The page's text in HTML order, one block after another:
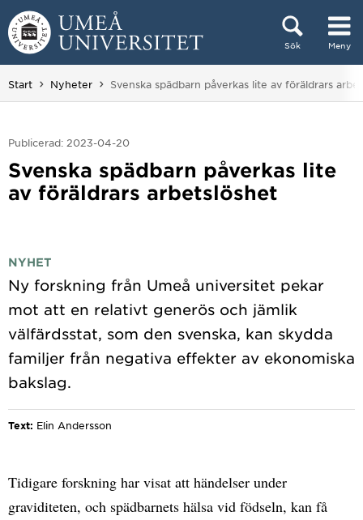
Hoppa direkt till innehållet
Sök Meny
Huvudmenyn dold.
Start Nyheter Du är här:
Svenska spädbarn påverkas lite av föräldrars
Publicerad: 2023-04-20
Svenska spädbarn påverkas lite
av föräldrars arbetslöshet
NYHET
Ny forskning från Umeå universitet pekar
mot att en relativt generös och jämlik
välfärdsstat, som den svenska, kan skydda
familjer från negativa effekter av ekonomiska
Text: Elin Andersson
Tidigare forskning har visat att händelser under
graviditeten, och spädbarnets hälsa vid födseln, kan få